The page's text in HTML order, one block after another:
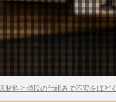
材料と値段の仕組みで不安をほどく